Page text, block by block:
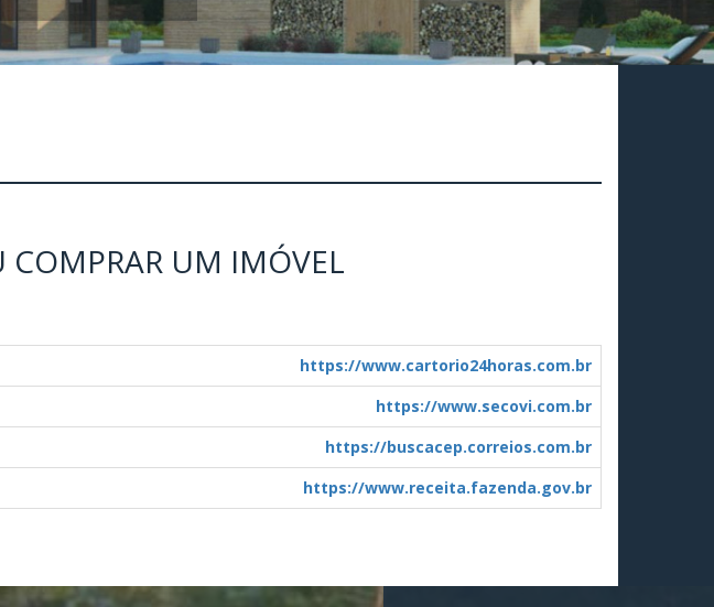
COMPRAR UM IMÓVEL
https://www.cartorio24horas.com.br
https://www.secovi.com.br
https://buscacep.correios.com.br
https://www.receita.fazenda.gov.br